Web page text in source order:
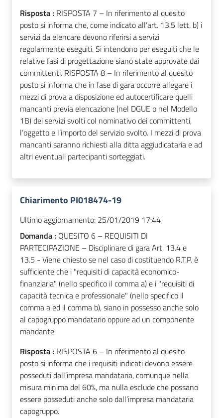
Risposta : RISPOSTA 7 – In riferimento al quesito
posto si informa che, come indicato all’art. 13.5 lett. b) i
servizi da elencare devono riferirsi a servizi
regolarmente eseguiti. Si intendono per eseguiti che le
relative fasi di progettazione siano state approvate dai
committenti. RISPOSTA 8 – In riferimento al quesito
posto si informa che in fase di gara occorre allegare i
mezzi di prova a disposizione ed autocertificare quelli
mancanti previa elencazione (nel DGUE o nel Modello
1B) dei servizi svolti col nominativo dei committenti,
l’oggetto e l’importo del servizio svolto. I mezzi di prova
mancanti saranno richiesti alla ditta aggiudicataria e ad
altri eventuali partecipanti sorteggiati.
Chiarimento PI018474-19
Ultimo aggiornamento: 25/01/2019 17:44
Domanda : QUESITO 6 – REQUISITI DI
PARTECIPAZIONE – Disciplinare di gara Art. 13.4 e
13.5 - Viene chiesto se nel caso di costituendo R.T.P. è
sufficiente che i "requisiti di capacità economico-
finanziaria" (nello specifico il comma a) e i "requisiti di
capacità tecnica e professionale" (nello specifico il
comma a ed il comma b), siano in possesso anche solo
al capogruppo mandatario oppure ad un componente
mandante
Risposta : RISPOSTA 6 – In riferimento al quesito
posto si informa che i requisiti indicati devono essere
posseduti dall’impresa mandataria, comunque nella
misura minima del 60%, ma nulla esclude che possano
essere posseduti anche solo dall’impresa mandataria
capogruppo.